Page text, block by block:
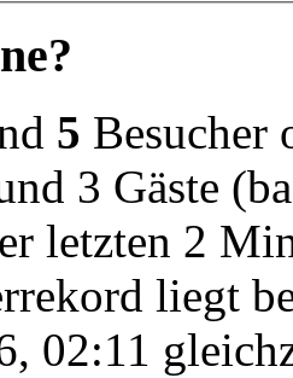
5 Besucher
3 Gäste
letzten 2
liegt
02:11